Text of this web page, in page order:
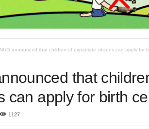
NUG announced that children of expatriate citizens can apply for
that
can apply for birth
1127